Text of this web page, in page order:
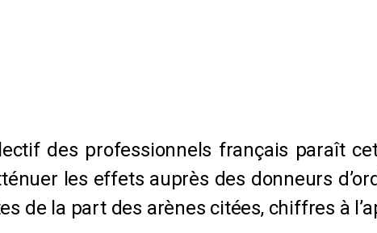
des professionnels français paraît
les effets auprès des donneurs
de la part des arènes citées, chiffres à